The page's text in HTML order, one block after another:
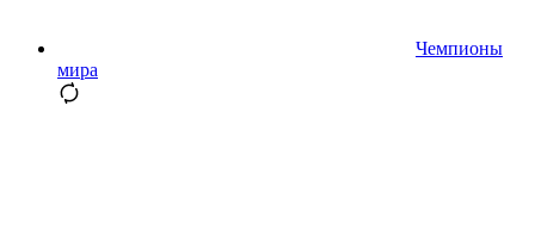
Чемпионы
мира